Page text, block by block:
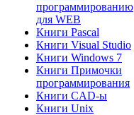
программированию
для WEB
Книги Pascal
Книги Visual Studio
Книги Windows 7
Книги Примочки
программирования
Книги CAD-ы
Книги Unix